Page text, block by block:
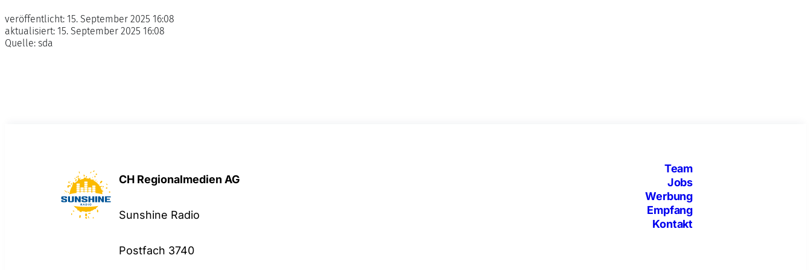
Quelle: sda
veröffentlicht: 15. September 2025 16:08
aktualisiert: 15. September 2025 16:08
CH Regionalmedien AG
Sunshine Radio
Postfach 3740
Team
Jobs
Werbung
Empfang
Kontakt